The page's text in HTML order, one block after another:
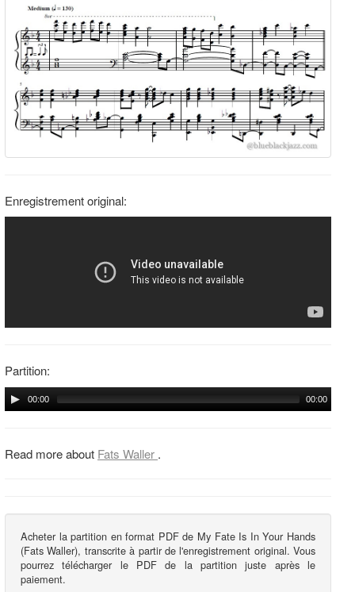
Enregistrement original:
Partition:
00:00 00:00
Read more about Fats Waller .
Acheter la partition en format PDF de My Fate Is In Your Hands
(Fats Waller), transcrite à partir de l'enregistrement original. Vous
pourrez télécharger le PDF de la partition juste après le
paiement.